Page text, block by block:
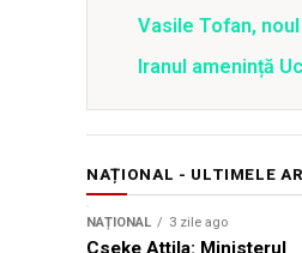
Vasile Tofan,
Iranul amenință
NAȚIONAL - ULTIMELE
NAȚIONAL 3 zile ago
Cseke Attila: Ministerul